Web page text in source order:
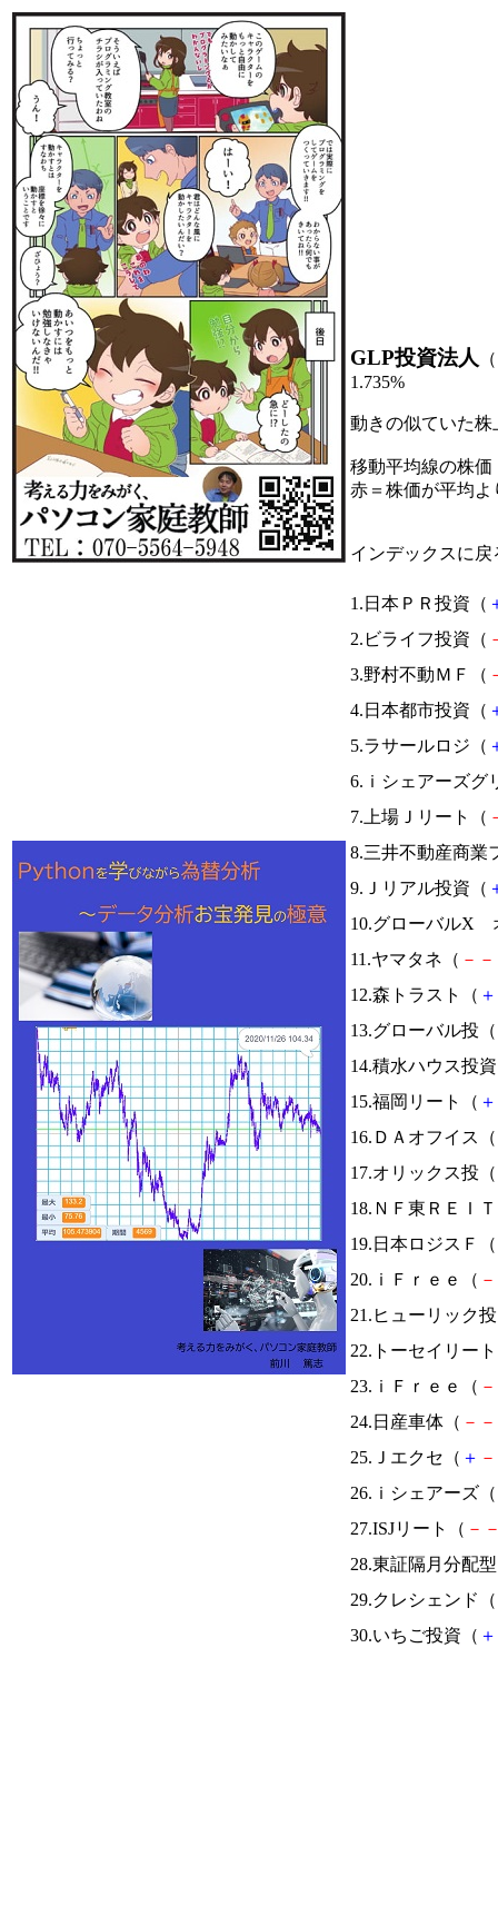
GLP投資法人 （
1.735%
動きの似ていた
移動平均線の株価
赤＝株価が平均
インデックスに戻
1.日本ＰＲ投資（
2.ビライフ投資（
3.野村不動ＭＦ（
4.日本都市投資（
5.ラサールロジ（
6.ｉシェアーズグ
7.上場Ｊリート（
8.三井不動産商業
9.Ｊリアル投資（
10.グローバルX
11.ヤマタネ（ － －
12.森トラスト（ ＋
13.グローバル投（
14.積水ハウス投
15.福岡リート（ ＋
16.ＤＡオフイス（
17.オリックス投（
18.ＮＦ東ＲＥＩ
19.日本ロジスＦ（
20.ｉＦｒｅｅ（ －
21.ヒューリック
22.トーセイリー
23.ｉＦｒｅｅ（ －
24.日産車体（ － －
25.Ｊエクセ（ ＋ －
26.ｉシェアーズ（
27.ISJリート（ －
28.東証隔月分配
29.クレシェンド（
30.いちご投資（ ＋